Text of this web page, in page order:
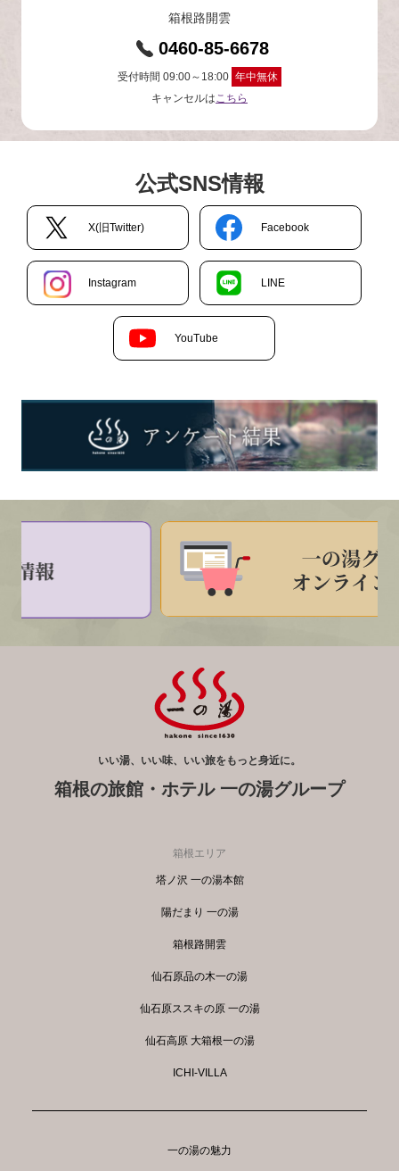
箱根路開雲
0460-85-6678
受付時間 09:00～18:00 年中無休
キャンセルはこちら
公式SNS情報
X(旧Twitter) Facebook
Instagram LINE
YouTube
いい湯、いい味、いい旅をもっと身近に。
箱根の旅館・ホテル 一の湯グループ
箱根エリア
塔ノ沢 一の湯本館
陽だまり 一の湯
箱根路開雲
仙石原品の木一の湯
仙石原ススキの原 一の湯
仙石高原 大箱根一の湯
ICHI-VILLA
一の湯の魅力